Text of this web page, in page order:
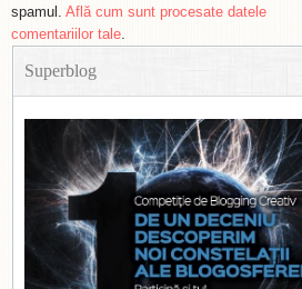
spamul. Află cum sunt procesate datele
comentariilor tale.
Superblog